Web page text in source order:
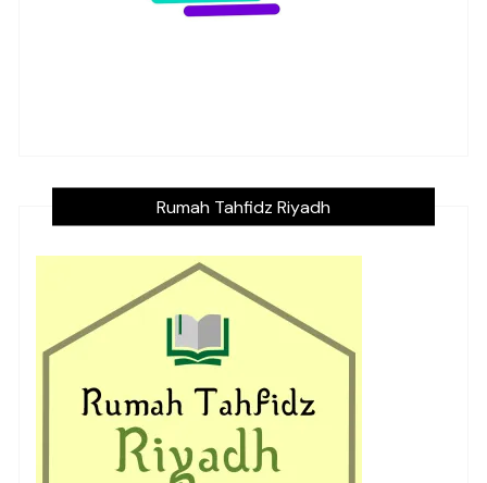
Rumah Tahfidz Riyadh